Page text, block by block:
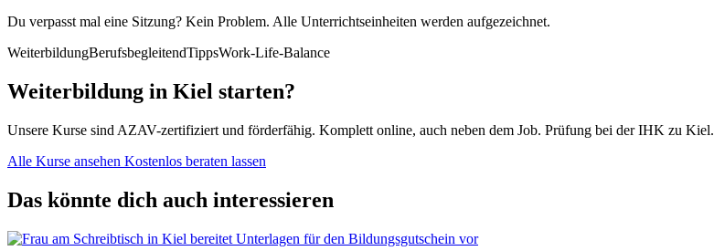
Du verpasst mal eine Sitzung? Kein Problem. Alle Unterrichtseinheiten werden aufgezeichnet.
WeiterbildungBerufsbegleitendTippsWork-Life-Balance
Weiterbildung in Kiel starten?
Unsere Kurse sind AZAV-zertifiziert und förderfähig. Komplett online, auch neben dem Job. Prüfung bei der IHK zu Kiel.
Alle Kurse ansehen Kostenlos beraten lassen
Das könnte dich auch interessieren